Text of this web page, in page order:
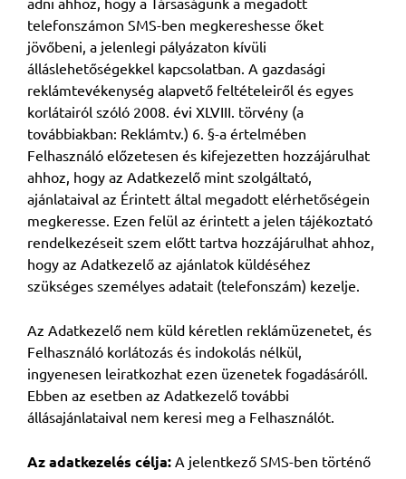
telefonszámon SMS-ben megkereshesse őket
jövőbeni, a jelenlegi pályázaton kívüli
álláslehetőségekkel kapcsolatban. A gazdasági
reklámtevékenység alapvető feltételeiről és egyes
korlátairól szóló 2008. évi XLVIII. törvény (a
továbbiakban: Reklámtv.) 6. §-a értelmében
Felhasználó előzetesen és kifejezetten hozzájárulhat
ahhoz, hogy az Adatkezelő mint szolgáltató,
ajánlataival az Érintett által megadott elérhetőségein
megkeresse. Ezen felül az érintett a jelen tájékoztató
rendelkezéseit szem előtt tartva hozzájárulhat ahhoz,
hogy az Adatkezelő az ajánlatok küldéséhez
szükséges személyes adatait (telefonszám) kezelje.
Az Adatkezelő nem küld kéretlen reklámüzenetet, és
Felhasználó korlátozás és indokolás nélkül,
ingyenesen leiratkozhat ezen üzenetek fogadásáróll.
Ebben az esetben az Adatkezelő további
állásajánlataival nem keresi meg a Felhasználót.
Az adatkezelés célja: A jelentkező SMS-ben történő